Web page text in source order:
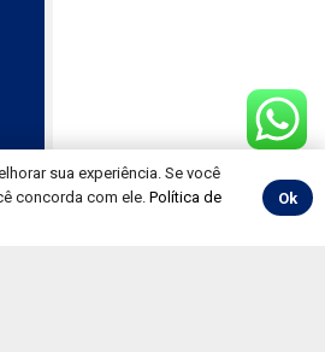
sua experiência. Se você
concorda com ele. Política de
Ok